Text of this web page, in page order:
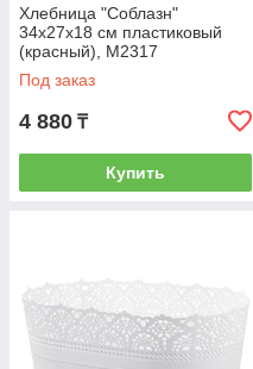
Хлебница "Соблазн"
34х27х18 см пластиковый
(красный), М2317
Под заказ
4 880 ₸
Купить